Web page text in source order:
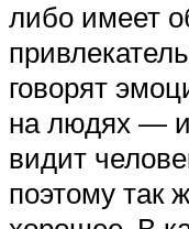
либо имеет
говорят
на людях —
видит
поэтому так